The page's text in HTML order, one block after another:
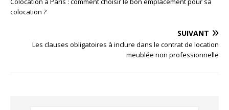
colocation ?
SUIVANT
Les clauses obligatoires à inclure dans le contrat de location
meublée non professionnelle